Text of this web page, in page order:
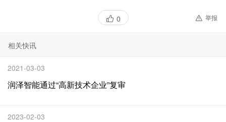
0 举报
相关快讯
2021-03-03
润泽智能通过“高新技术企业”复审
2023-02-03